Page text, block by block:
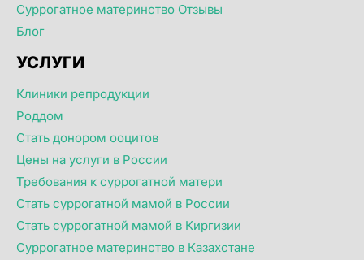
Суррогатное материнство Отзывы
Блог
УСЛУГИ
Клиники репродукции
Роддом
Стать донором ооцитов
Цены на услуги в России
Требования к суррогатной матери
Стать суррогатной мамой в России
Стать суррогатной мамой в Киргизии
Суррогатное материнство в Казахстане